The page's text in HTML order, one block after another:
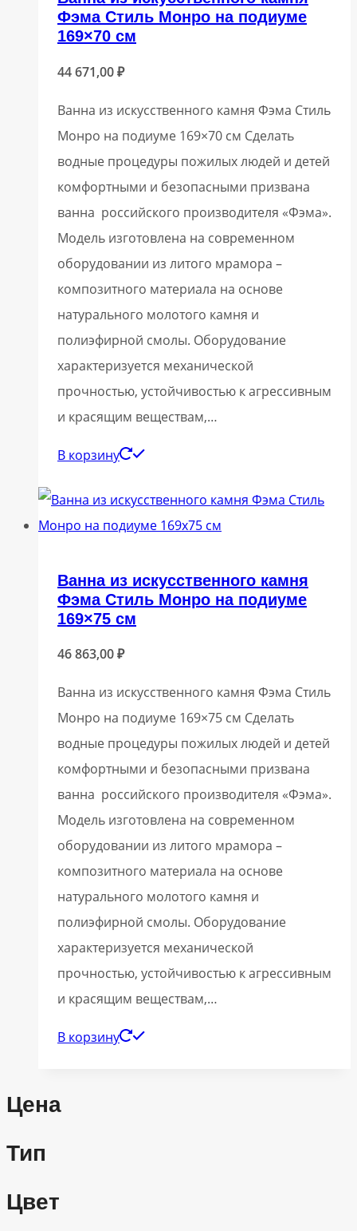
Фэма Стиль Монро на подиуме
169×70 см
44 671,00₽
Ванна из искусственного камня Фэма Стиль
Монро на подиуме 169×70 см Сделать
водные процедуры пожилых людей и детей
комфортными и безопасными призвана
ванна российского производителя «Фэма».
Модель изготовлена на современном
оборудовании из литого мрамора –
композитного материала на основе
натурального молотого камня и
полиэфирной смолы. Оборудование
характеризуется механической
прочностью, устойчивостью к агрессивным
и красящим веществам,…
В корзину
Ванна из искусственного камня
Фэма Стиль Монро на подиуме
169×75 см
46 863,00₽
Ванна из искусственного камня Фэма Стиль
Монро на подиуме 169×75 см Сделать
водные процедуры пожилых людей и детей
комфортными и безопасными призвана
ванна российского производителя «Фэма».
Модель изготовлена на современном
оборудовании из литого мрамора –
композитного материала на основе
натурального молотого камня и
полиэфирной смолы. Оборудование
характеризуется механической
прочностью, устойчивостью к агрессивным
и красящим веществам,…
В корзину
Цена
Тип
Цвет